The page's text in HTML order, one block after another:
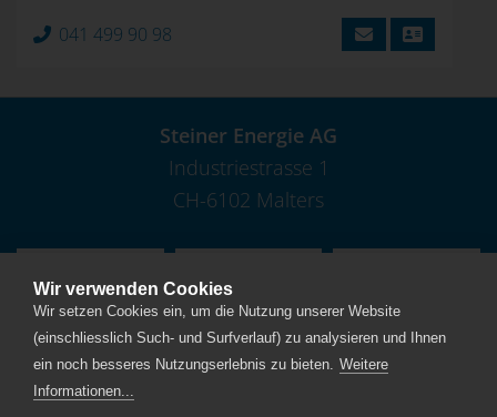
Wir verwenden Cookies
Wir setzen Cookies ein, um die Nutzung unserer Website
(einschliesslich Such- und Surfverlauf) zu analysieren und Ihnen
ein noch besseres Nutzungserlebnis zu bieten. Weitere
Informationen...
041 499 90 98
Steiner Energie AG
Industriestrasse 1
​​​​​​​​​​​​​​CH-6102 Malters
Ein Unternehmen der CKW Gruppe
Home